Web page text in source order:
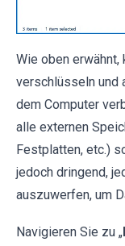
Wie oben erwähnt,
verschlüsseln und
dem Computer
alle externen
Festplatten, etc.)
jedoch dringend,
auszuwerfen, um
Navigieren Sie zu „